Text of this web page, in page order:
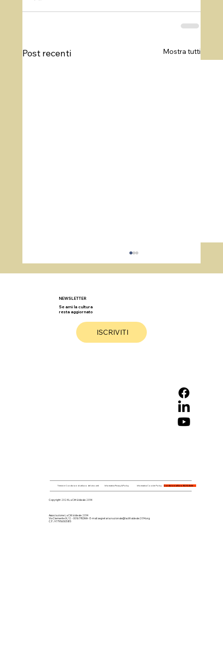
NEWSLETTER
Se ami la cultura
resta aggiornato
ISCRIVITI
Post recenti Mostra tutti
Termini e Condizioni di utilizzo del sito web Informativa Privacy & Policy Informativa Cookie Policy
Associazione La Città Ideale 2014
Via Clemente IX, 12 - 00167 ROMA - E-mail:segretaria.nazionale@lacittaideale2014.org
C.F.: 97795650585
Condizioni utilizzo BLOG Arché
Copyright 2024 La Città Ideale 2014